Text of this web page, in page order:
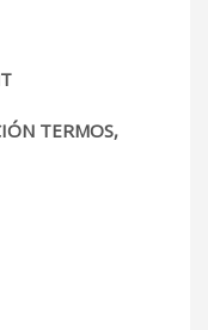
TERMOS,